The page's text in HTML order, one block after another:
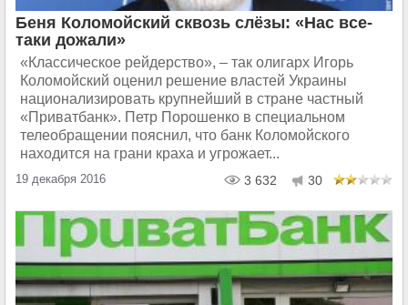
Беня Коломойский сквозь слёзы: «Нас все-
таки дожали»
«Классическое рейдерство», – так олигарх Игорь
Коломойский оценил решение властей Украины
национализировать крупнейший в стране частный
«Приватбанк». Петр Порошенко в специальном
телеобращении пояснил, что банк Коломойского
находится на грани краха и угрожает...
19 декабря 2016 3 632 30